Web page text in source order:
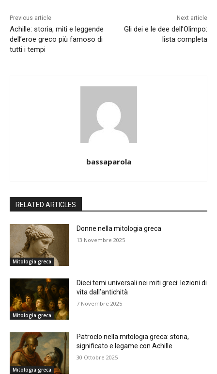
Previous article
Achille: storia, miti e leggende
dell’eroe greco più famoso di
tutti i tempi
Next article
Gli dei e le dee dell’Olimpo:
lista completa
bassaparola
RELATED ARTICLES
Mitologia greca
Donne nella mitologia greca
13 Novembre 2025
Mitologia greca
Dieci temi universali nei miti greci: lezioni di
vita dall’antichità
7 Novembre 2025
Mitologia greca
Patroclo nella mitologia greca: storia,
significato e legame con Achille
30 Ottobre 2025